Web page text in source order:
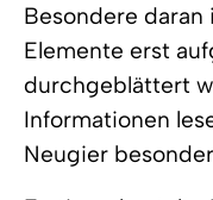
Besondere
Elemente erst
durchgeblättert
Informationen
Neugier